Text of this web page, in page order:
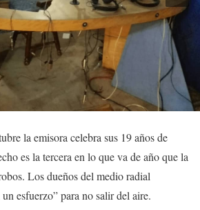
la emisora celebra sus 19 años de
es la tercera en lo que va de año que la
Los dueños del medio radial
esfuerzo” para no salir del aire.